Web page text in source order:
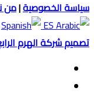
سياسة الخصوصية|من
ES
تصميم شركة الهرم